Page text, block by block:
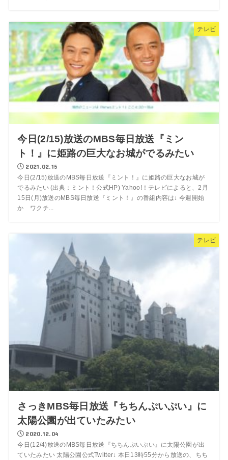
テレビ
今日(2/15)放送のMBS毎日放送『ミン
ト！』に姫路の巨大なお城がでるみたい
2021.02.15
今日(2/15)放送のMBS毎日放送『ミント！』に姫路の巨大なお城が
でるみたい (出典：ミント！公式HP) Yahoo!！テレビによると、2月
15日(月)放送のMBS毎日放送『ミント！』の番組内容は↓ 今週開始
か ワクチ...
テレビ
さっきMBS毎日放送『ちちんぷいぷい』に
太陽公園が出ていたみたい
2020.12.04
今日(12/4)放送のMBS毎日放送『ちちんぷいぷい』に太陽公園が出
ていたみたい 太陽公園公式Twitter↓ 本日13時55分から放送の、ちち